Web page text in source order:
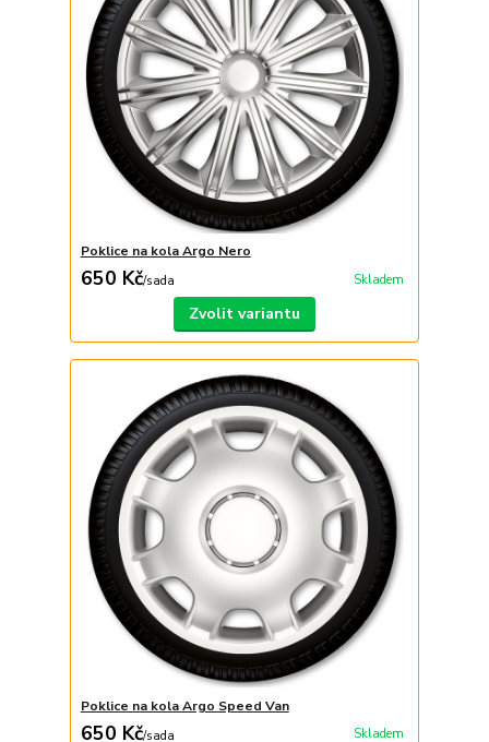
Poklice na kola Argo Nero
650 Kč/sada Skladem
Zvolit variantu
Poklice na kola Argo Speed Van
650 Kč/sada Skladem